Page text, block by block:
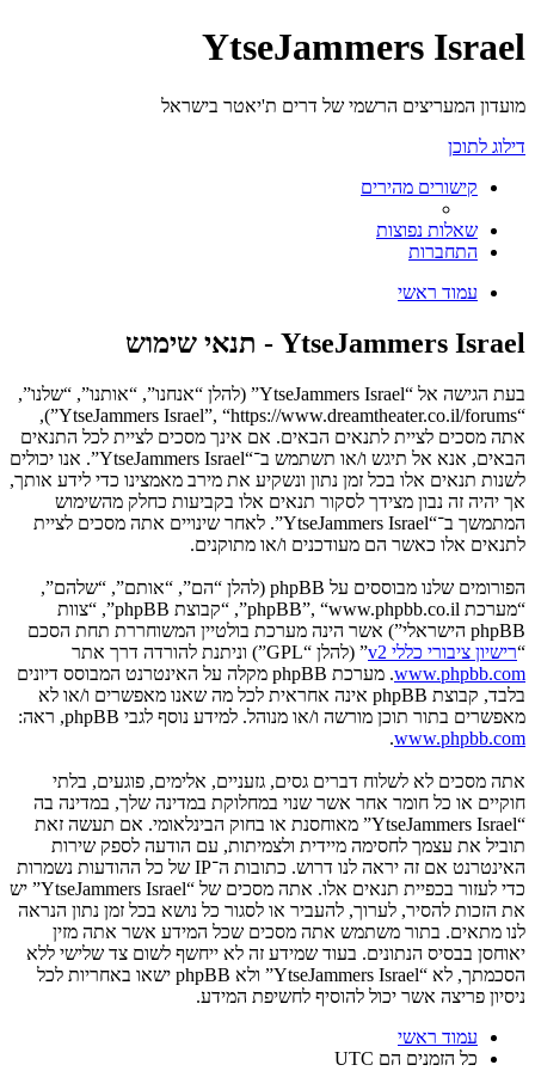
YtseJammers Israel
מועדון המעריצים הרשמי של דרים ת'יאטר בישראל
דילוג לתוכן
קישורים מהירים
שאלות נפוצות
התחברות
עמוד ראשי
YtseJammers Israel - תנאי שימוש
בעת הגישה אל “YtseJammers Israel” (להלן “אנחנו”, “אותנו”, “שלנו”,
“YtseJammers Israel”, “https://www.dreamtheater.co.il/forums”),
אתה מסכים לציית לתנאים הבאים. אם אינך מסכים לציית לכל התנאים
הבאים, אנא אל תיגש ו/או תשתמש ב־“YtseJammers Israel”. אנו יכולים
לשנות תנאים אלו בכל זמן נתון ונשקיע את מירב מאמצינו כדי לידע אותך,
אך יהיה זה נבון מצידך לסקור תנאים אלו בקביעות כחלק מהשימוש
המתמשך ב־“YtseJammers Israel”. לאחר שינויים אתה מסכים לציית
לתנאים אלו כאשר הם מעודכנים ו/או מתוקנים.
הפורומים שלנו מבוססים על phpBB (להלן “הם”, “אותם”, “שלהם”,
“מערכת phpBB”, “www.phpbb.co.il”, “קבוצת phpBB”, “צוות
phpBB הישראלי”) אשר הינה מערכת בולטיין המשוחררת תחת הסכם
“רישיון ציבורי כללי v2
” (להלן “GPL”) וניתנת להורדה דרך אתר
www.phpbb.com
. מערכת phpBB מקלה על האינטרנט המבוסס דיונים
בלבד, קבוצת phpBB אינה אחראית לכל מה שאנו מאפשרים ו/או לא
מאפשרים בתור תוכן מורשה ו/או מנוהל. למידע נוסף לגבי phpBB, ראה:
www.phpbb.com
.
אתה מסכים לא לשלוח דברים גסים, גזעניים, אלימים, פוגעים, בלתי
חוקיים או כל חומר אחר אשר שנוי במחלוקת במדינה שלך, במדינה בה
“YtseJammers Israel” מאוחסנת או בחוק הבינלאומי. אם תעשה זאת
תוביל את עצמך לחסימה מיידית ולצמיתות, עם הודעה לספק שירות
האינטרנט אם זה יראה לנו דרוש. כתובות ה־IP של כל ההודעות נשמרות
כדי לעזור בכפיית תנאים אלו. אתה מסכים של “YtseJammers Israel” יש
את הזכות להסיר, לערוך, להעביר או לסגור כל נושא בכל זמן נתון הנראה
לנו מתאים. בתור משתמש אתה מסכים שכל המידע אשר אתה מזין
יאוחסן בבסיס הנתונים. בעוד שמידע זה לא ייחשף לשום צד שלישי ללא
הסכמתך, לא “YtseJammers Israel” ולא phpBB ישאו באחריות לכל
ניסיון פריצה אשר יכול להוסיף לחשיפת המידע.
עמוד ראשי
כל הזמנים הם UTC